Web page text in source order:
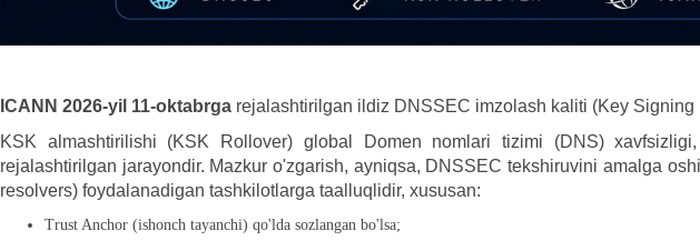
ICANN 2026-yil 11-oktabrga rejalashtirilgan ildiz DNSSEC imzolash kaliti (Key Signing
KSK almashtirilishi (KSK Rollover) global Domen nomlari tizimi (DNS)
rejalashtirilgan jarayondir. Mazkur o'zgarish, ayniqsa, DNSSEC tekshiruvini amalga
resolvers) foydalanadigan tashkilotlarga taalluqlidir, xususan:
Trust Anchor (ishonch tayanchi) qo'lda sozlangan bo'lsa;